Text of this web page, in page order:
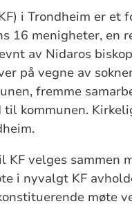
i Trondheim er et
16 menigheter, en
av Nidaros
på vegne av
fremme
kommunen.
KF velges
i nyvalgt KF
møte